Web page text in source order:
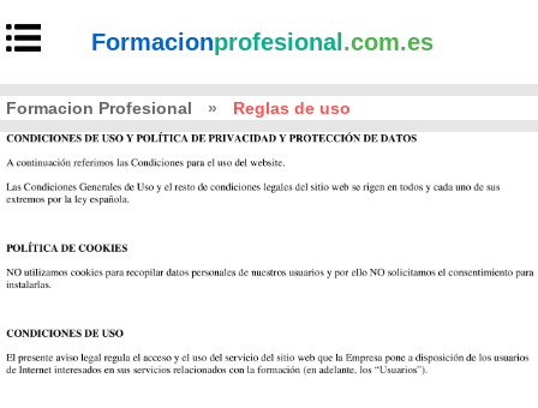
Formacionprofesional .com.es
Formacion Profesional » Reglas de uso